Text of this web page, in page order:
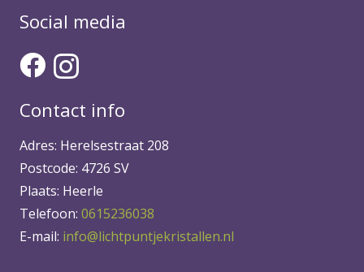
Social media
Contact info
Adres: Herelsestraat 208
Postcode: 4726 SV
Plaats: Heerle
Telefoon: 0615236038
E-mail: info@lichtpuntjekristallen.nl